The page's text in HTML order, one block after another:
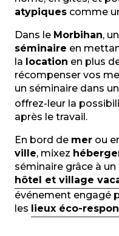
atypiques comme
Dans le Morbihan,
séminaire en
la location en plus
récompenser vos
un séminaire dans un
offrez-leur la
après le travail.
En bord de mer ou
ville, mixez
séminaire grâce à
hôtel et village
événement engagé
les lieux éco-